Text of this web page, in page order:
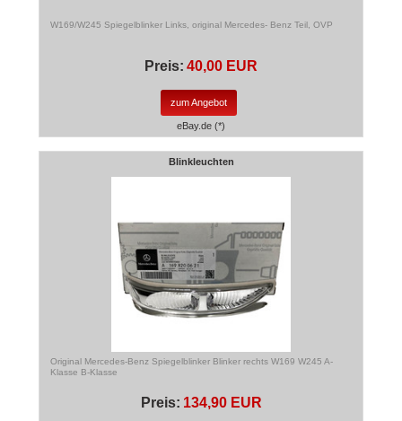
W169/W245 Spiegelblinker Links, original Mercedes- Benz Teil, OVP
Preis: 40,00 EUR
zum Angebot
eBay.de (*)
Blinkleuchten
Original Mercedes-Benz Spiegelblinker Blinker rechts W169 W245 A-
Klasse B-Klasse
Preis: 134,90 EUR